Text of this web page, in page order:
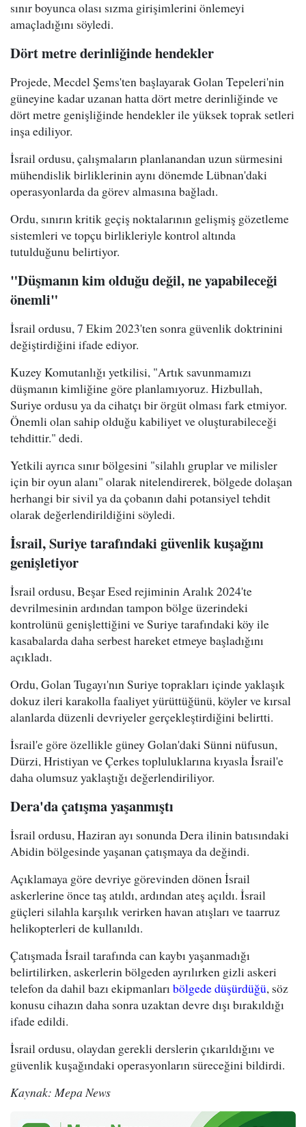
sınır boyunca olası sızma girişimlerini önlemeyi
amaçladığını söyledi.
Dört metre derinliğinde hendekler
Projede, Mecdel Şems'ten başlayarak Golan Tepeleri'nin
güneyine kadar uzanan hatta dört metre derinliğinde ve
dört metre genişliğinde hendekler ile yüksek toprak setleri
inşa ediliyor.
İsrail ordusu, çalışmaların planlanandan uzun sürmesini
mühendislik birliklerinin aynı dönemde Lübnan'daki
operasyonlarda da görev almasına bağladı.
Ordu, sınırın kritik geçiş noktalarının gelişmiş gözetleme
sistemleri ve topçu birlikleriyle kontrol altında
tutulduğunu belirtiyor.
"Düşmanın kim olduğu değil, ne yapabileceği
önemli"
İsrail ordusu, 7 Ekim 2023'ten sonra güvenlik doktrinini
değiştirdiğini ifade ediyor.
Kuzey Komutanlığı yetkilisi, "Artık savunmamızı
düşmanın kimliğine göre planlamıyoruz. Hizbullah,
Suriye ordusu ya da cihatçı bir örgüt olması fark etmiyor.
Önemli olan sahip olduğu kabiliyet ve oluşturabileceği
tehdittir." dedi.
Yetkili ayrıca sınır bölgesini "silahlı gruplar ve milisler
için bir oyun alanı" olarak nitelendirerek, bölgede dolaşan
herhangi bir sivil ya da çobanın dahi potansiyel tehdit
olarak değerlendirildiğini söyledi.
İsrail, Suriye tarafındaki güvenlik kuşağını
genişletiyor
İsrail ordusu, Beşar Esed rejiminin Aralık 2024'te
devrilmesinin ardından tampon bölge üzerindeki
kontrolünü genişlettiğini ve Suriye tarafındaki köy ile
kasabalarda daha serbest hareket etmeye başladığını
açıkladı.
Ordu, Golan Tugayı'nın Suriye toprakları içinde yaklaşık
dokuz ileri karakolla faaliyet yürüttüğünü, köyler ve kırsal
alanlarda düzenli devriyeler gerçekleştirdiğini belirtti.
İsrail'e göre özellikle güney Golan'daki Sünni nüfusun,
Dürzi, Hristiyan ve Çerkes topluluklarına kıyasla İsrail'e
daha olumsuz yaklaştığı değerlendiriliyor.
Dera'da çatışma yaşanmıştı
İsrail ordusu, Haziran ayı sonunda Dera ilinin batısındaki
Abidin bölgesinde yaşanan çatışmaya da değindi.
Açıklamaya göre devriye görevinden dönen İsrail
askerlerine önce taş atıldı, ardından ateş açıldı. İsrail
güçleri silahla karşılık verirken havan atışları ve taarruz
helikopterleri de kullanıldı.
Çatışmada İsrail tarafında can kaybı yaşanmadığı
belirtilirken, askerlerin bölgeden ayrılırken gizli askeri
telefon da dahil bazı ekipmanlarıbölgede düşürdüğü, söz
konusu cihazın daha sonra uzaktan devre dışı bırakıldığı
ifade edildi.
İsrail ordusu, olaydan gerekli derslerin çıkarıldığını ve
güvenlik kuşağındaki operasyonların süreceğini bildirdi.
Kaynak: Mepa News